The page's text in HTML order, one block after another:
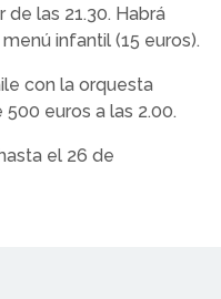
las 21.30. Habrá
infantil (15 euros).
con la orquesta
euros a las 2.00.
el 26 de